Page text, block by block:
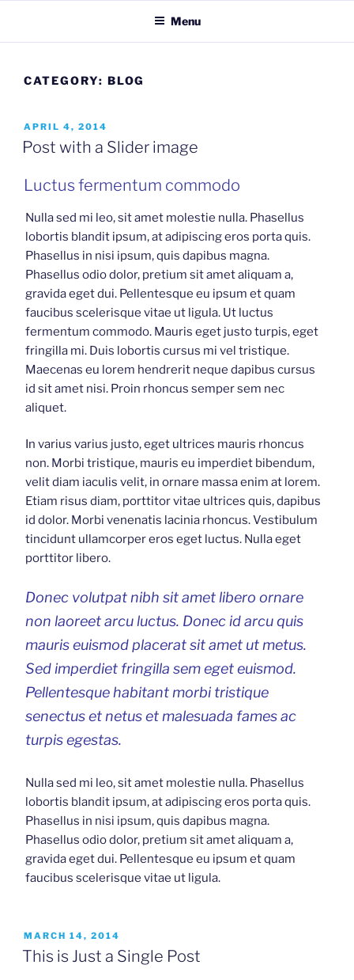
content
Menu
CATEGORY: BLOG
POSTED
ON
APRIL 4, 2014
Post with a Slider image
Luctus fermentum commodo
Nulla sed mi leo, sit amet molestie nulla. Phasellus
lobortis blandit ipsum, at adipiscing eros porta quis.
Phasellus in nisi ipsum, quis dapibus magna.
Phasellus odio dolor, pretium sit amet aliquam a,
gravida eget dui. Pellentesque eu ipsum et quam
faucibus scelerisque vitae ut ligula. Ut luctus
fermentum commodo. Mauris eget justo turpis, eget
fringilla mi. Duis lobortis cursus mi vel tristique.
Maecenas eu lorem hendrerit neque dapibus cursus
id sit amet nisi. Proin rhoncus semper sem nec
aliquet.
In varius varius justo, eget ultrices mauris rhoncus
non. Morbi tristique, mauris eu imperdiet bibendum,
velit diam iaculis velit, in ornare massa enim at lorem.
Etiam risus diam, porttitor vitae ultrices quis, dapibus
id dolor. Morbi venenatis lacinia rhoncus. Vestibulum
tincidunt ullamcorper eros eget luctus. Nulla eget
porttitor libero.
Donec volutpat nibh sit amet libero ornare
non laoreet arcu luctus. Donec id arcu quis
mauris euismod placerat sit amet ut metus.
Sed imperdiet fringilla sem eget euismod.
Pellentesque habitant morbi tristique
senectus et netus et malesuada fames ac
turpis egestas.
Nulla sed mi leo, sit amet molestie nulla. Phasellus
lobortis blandit ipsum, at adipiscing eros porta quis.
Phasellus in nisi ipsum, quis dapibus magna.
Phasellus odio dolor, pretium sit amet aliquam a,
gravida eget dui. Pellentesque eu ipsum et quam
faucibus scelerisque vitae ut ligula.
POSTED
ON
MARCH 14, 2014
This is Just a Single Post